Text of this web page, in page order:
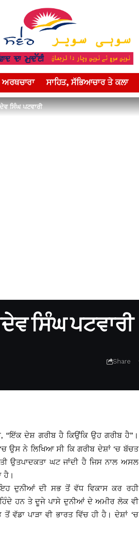
ਅਰਥਚਾਰਾ ਸਾਹਿਤ, ਸੱਭਿਆਚਾਰ ਤੇ ਕਲਾ
ਸਿੰਘ ਪਟਵਾਰੀ
ਸਿੰਘ ਪਟਵਾਰੀ
Share
ਦੇਸ਼ ਗਰੀਬ ਹੈ ਕਿਉਂਕਿ ਉਹ ਗਰੀਬ ਹੈ”।
ਉਸ ਨੇ ਲਿਖਿਆ ਸੀ ਕਿ ਗਰੀਬ ਦੇਸ਼ਾਂ ‘ਚ ਬੱਚਤ
ਉਤਪਾਦਕਤਾ ਘਟ ਜਾਂਦੀ ਹੈ ਜਿਸ ਨਾਲ ਅਸਲ
ਹੈ।
ਦੁਨੀਆਂ ਦੀ ਸਭ ਤੋਂ ਵੱਧ ਵਿਕਾਸ ਕਰ ਰਹੀ
ਹਨ ਤੇ ਦੂਜੇ ਪਾਸੇ ਦੁਨੀਆਂ ਦੇ ਅਮੀਰ ਲੋਕ ਵੀ
ਪਾੜਾ ਵੀ ਭਾਰਤ ਵਿੱਚ ਹੀ ਹੈ। ਦੇਸ਼ਾਂ ‘ਚ